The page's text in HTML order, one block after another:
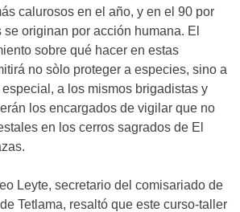
calurosos en el año, y en el 90 por
originan por acción humana. El
sobre qué hacer en estas
no sòlo proteger a especies, sino a
especial, a los mismos brigadistas y
los encargados de vigilar que no
en los cerros sagrados de El
Leyte, secretario del comisariado de
Tetlama, resaltó que este curso-taller